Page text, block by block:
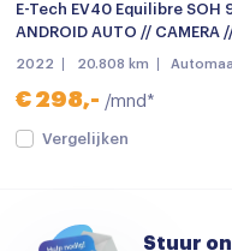
Stuurbekrachtiging
Stuur verstelbaar
Voorstoelen verwarmd
Start/stop systeem
Airbag(s) hoofd voor
E-Tech EV40 Equilibre SOH
ANDROID AUTO // CAMERA
2022 20.808 km
€ 298,- /mnd*
Vergelijken
Stuur